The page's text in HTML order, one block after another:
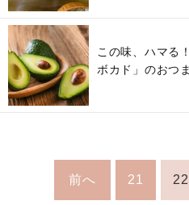
この味、ハマる
ボカド」のおつ
前へ 21 22